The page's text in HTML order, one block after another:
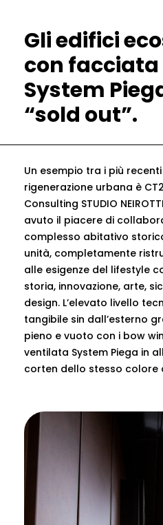
Gli edifici
con
System
“sold out”.
Un esempio tra i più
rigenerazione urbana è
Consulting STUDIO
avuto il piacere di
complesso abitativo
unità, completamente
alle esigenze del lifestyle
storia, innovazione, arte,
design. L’elevato livello
tangibile sin dall’esterno
pieno e vuoto con i bow
ventilata System Piega in
corten dello stesso colore